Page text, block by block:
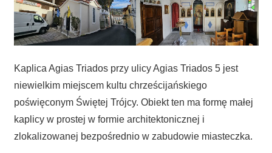
Kaplica Agias Triados przy ulicy Agias Triados 5 jest
niewielkim miejscem kultu chrześcijańskiego
poświęconym Świętej Trójcy. Obiekt ten ma formę małej
kaplicy w prostej w formie architektonicznej i
zlokalizowanej bezpośrednio w zabudowie miasteczka.